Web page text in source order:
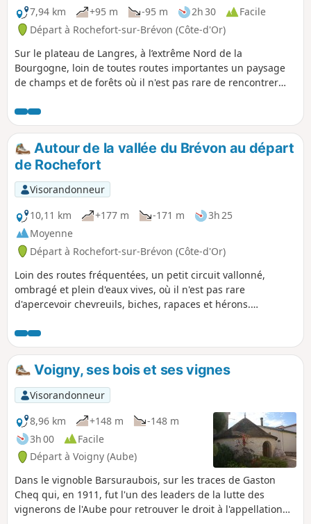
7,94 km
+95 m -95 m 2h 30
Facile
Départ à Rochefort-sur-Brévon (Côte-d'Or)
Sur le plateau de Langres, à l’extrême Nord de la
Bourgogne, loin de toutes routes importantes un paysage
de champs et de forêts où il n'est pas rare de rencontrer
d'un ruisseau qui chante, 2 villages et un hameau qui
semblent être oubliés du reste du monde, seuls le vent et
les oiseaux nous accompagnent et quelle magnifique
palette de couleurs en automne.
Autour de la vallée du Brévon au départ
de Rochefort
Visorandonneur
10,11 km
+177 m -171 m
3h 25
Moyenne
Départ à Rochefort-sur-Brévon (Côte-d'Or)
Loin des routes fréquentées, un petit circuit vallonné,
ombragé et plein d'eaux vives, où il n'est pas rare
d'apercevoir chevreuils, biches, rapaces et hérons.
Voigny, ses bois et ses vignes
Visorandonneur
8,96 km
+148 m
-148 m
3h 00
Facile
Départ à Voigny (Aube)
Dans le vignoble Barsuraubois, sur les traces de Gaston
Cheq qui, en 1911, fut l'un des leaders de la lutte des
vignerons de l'Aube pour retrouver le droit à l'appellation